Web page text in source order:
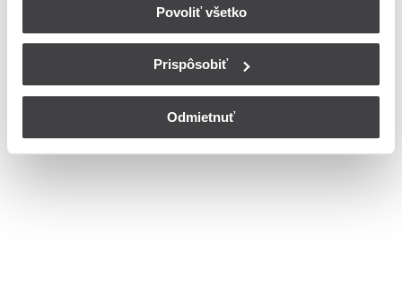
Povoliť všetko
Prispôsobiť
Odmietnuť